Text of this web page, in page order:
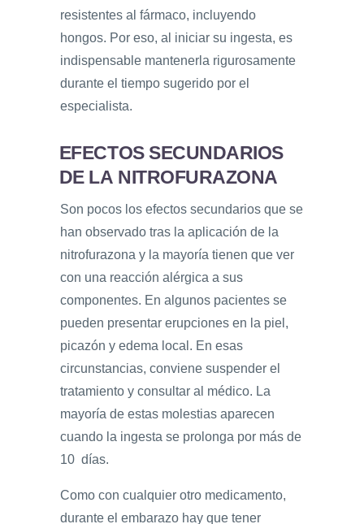
resistentes al fármaco, incluyendo
hongos. Por eso, al iniciar su ingesta, es
indispensable mantenerla rigurosamente
durante el tiempo sugerido por el
especialista.
EFECTOS SECUNDARIOS
DE LA NITROFURAZONA
Son pocos los efectos secundarios que se
han observado tras la aplicación de la
nitrofurazona y la mayoría tienen que ver
con una reacción alérgica a sus
componentes. En algunos pacientes se
pueden presentar erupciones en la piel,
picazón y edema local. En esas
circunstancias, conviene suspender el
tratamiento y consultar al médico. La
mayoría de estas molestias aparecen
cuando la ingesta se prolonga por más de
10 días.
Como con cualquier otro medicamento,
durante el embarazo hay que tener